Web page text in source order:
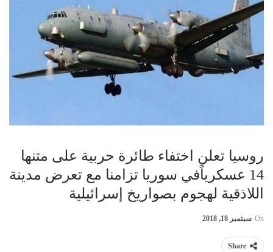
روسيا تعلن اختفاء طائرة حربية على متنها
14 عسكرياًفي سوريا تزامنا مع تعرض مدينة
اللاذقية لهجوم بصواريخ إسرائيلية
On سبتمبر 18, 2018
Share